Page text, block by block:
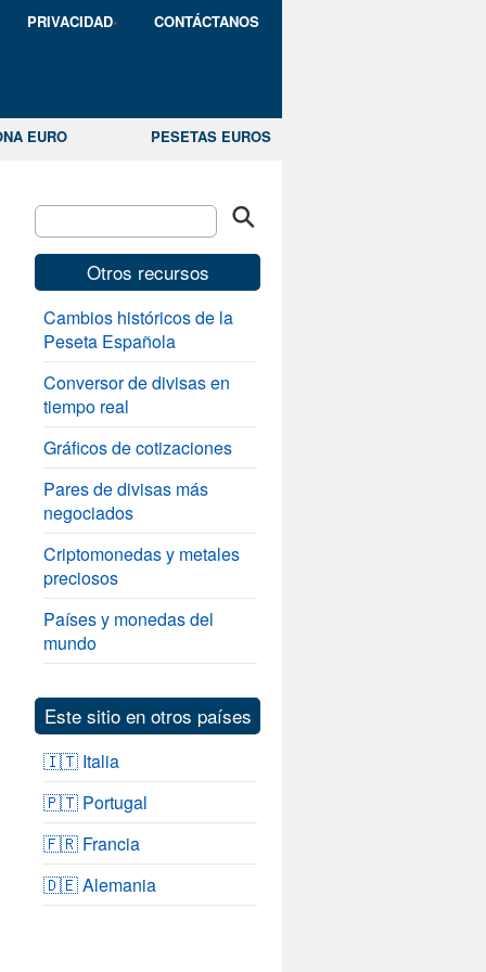
PRIVACIDAD CONTÁCTANOS
EURO PESETAS EUROS
Otros recursos
Cambios históricos de la
Peseta Española
Conversor de divisas en
tiempo real
Gráficos de cotizaciones
Pares de divisas más
negociados
Criptomonedas y metales
preciosos
Países y monedas del
mundo
Este sitio en otros países
🇮🇹 Italia
🇵🇹 Portugal
🇫🇷 Francia
🇩🇪 Alemania